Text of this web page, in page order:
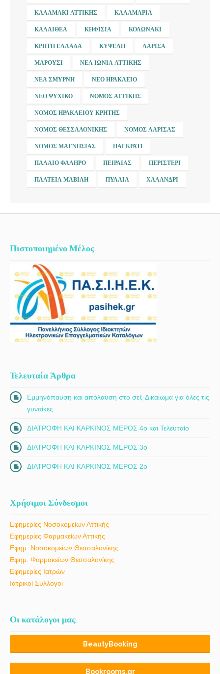
ΚΑΛΑΜΆΚΙ ΑΤΤΙΚΉΣ ΚΑΛΑΜΑΡΙΆ
ΚΑΛΛΙΘΈΑ ΚΗΦΙΣΙΆ ΚΟΛΩΝΆΚΙ
ΚΡΉΤΗ ΕΛΛΆΔΑ ΚΥΨΈΛΗ ΛΆΡΙΣΑ
ΜΑΡΟΎΣΙ ΝΈΑ ΙΩΝΊΑ ΑΤΤΙΚΉΣ
ΝΈΑ ΣΜΎΡΝΗ ΝΈΟ ΗΡΆΚΛΕΙΟ
ΝΈΟ ΨΥΧΙΚΌ ΝΟΜΌΣ ΑΤΤΙΚΉΣ
ΝΟΜΌΣ ΗΡΑΚΛΕΊΟΥ ΚΡΉΤΗΣ
ΝΟΜΌΣ ΘΕΣΣΑΛΟΝΊΚΗΣ ΝΟΜΌΣ ΛΆΡΙΣΑΣ
ΝΟΜΌΣ ΜΑΓΝΗΣΊΑΣ ΠΑΓΚΡΆΤΙ
ΠΑΛΑΙΌ ΦΆΛΗΡΟ ΠΕΙΡΑΙΆΣ ΠΕΡΙΣΤΈΡΙ
ΠΛΑΤΕΊΑ ΜΑΒΊΛΗ ΠΥΛΑΊΑ ΧΑΛΆΝΔΡΙ
Πιστοποιημένο Μέλος
Τελευταία Άρθρα
Εμμηνόπαυση και απόλαυση στο σεξ-Δικαίωμα για όλες τις
γυναίκες
ΔΙΑΤΡΟΦΗ ΚΑΙ ΚΑΡΚΙΝΟΣ ΜΕΡΟΣ 4ο και Τελευταίο
ΔΙΑΤΡΟΦΗ ΚΑΙ ΚΑΡΚΙΝΟΣ ΜΕΡΟΣ 3ο
ΔΙΑΤΡΟΦΗ ΚΑΙ ΚΑΡΚΙΝΟΣ ΜΕΡΟΣ 2ο
Χρήσιμοι Σύνδεσμοι
Εφημερίες Νοσοκομείων Αττικής
Εφημερίες Φαρμακείων Αττικής
Εφημ. Νοσοκομείων Θεσσαλονίκης
Εφημ. Φαρμακείων Θεσσαλονίκης
Εφημερίες Ιατρών
Ιατρικοί Σύλλογοι
Οι κατάλογοι μας
BeautyBooking
Bookrooms.gr